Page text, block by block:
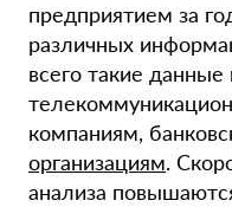
предприятием за
различных
всего такие
компаниям,
организациям.
анализа